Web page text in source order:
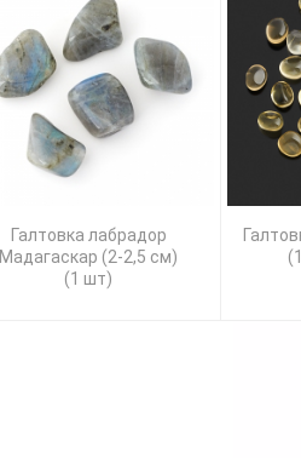
Галтовка лабрадор
Мадагаскар (2-2,5 см)
(1 шт)